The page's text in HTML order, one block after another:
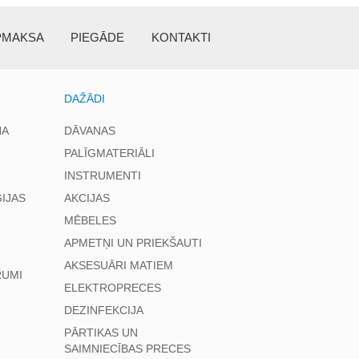
PIEGĀDE KONTAKTI
DAŽĀDI
DĀVANAS
PALĪGMATERIĀLI
INSTRUMENTI
AKCIJAS
MĒBELES
APMETŅI UN PRIEKŠAUTI
AKSESUĀRI MATIEM
ELEKTROPRECES
DEZINFEKCIJA
PĀRTIKAS UN
SAIMNIECĪBAS PRECES